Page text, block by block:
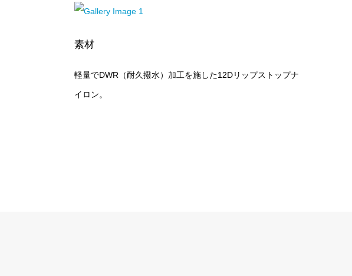
素材
軽量でDWR（耐久撥水）加工を施した12Dリップストップナ
イロン。